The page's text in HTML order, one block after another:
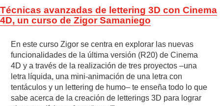
Técnicas avanzadas de lettering 3D con Cinema
4D, un curso de Zigor Samaniego
En este curso Zigor se centra en explorar las nuevas
funcionalidades de la última versión (R20) de Cinema
4D y a través de la realización de tres proyectos –una
letra líquida, una mini-animación de una letra con
tentáculos y un lettering de humo– te enseña todo lo que
sabe acerca de la creación de letterings 3D para lograr